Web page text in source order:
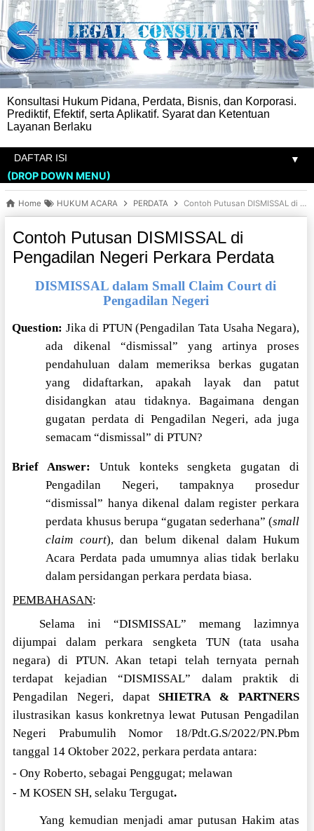
Konsultasi Hukum Pidana, Perdata, Bisnis, dan Korporasi.
Prediktif, Efektif, serta Aplikatif. Syarat dan Ketentuan
Layanan Berlaku
▼
(DROP DOWN MENU)
Home HUKUM ACARA PERDATA Contoh Putusan DISMISSAL di Pengadilan Negeri Perkara Perdata
Contoh Putusan DISMISSAL di
Pengadilan Negeri Perkara Perdata
DISMISSAL dalam Small Claim Court di
Pengadilan Negeri
Question: Jika di PTUN (Pengadilan Tata Usaha Negara),
ada dikenal “dismissal” yang artinya proses
pendahuluan dalam memeriksa berkas gugatan
yang didaftarkan, apakah layak dan patut
disidangkan atau tidaknya. Bagaimana dengan
gugatan perdata di Pengadilan Negeri, ada juga
semacam “dismissal” di PTUN?
Brief Answer: Untuk konteks sengketa gugatan di
Pengadilan Negeri, tampaknya prosedur
“dismissal” hanya dikenal dalam register perkara
perdata khusus berupa “gugatan sederhana” (small
claim court), dan belum dikenal dalam Hukum
Acara Perdata pada umumnya alias tidak berlaku
dalam persidangan perkara perdata biasa.
PEMBAHASAN:
Selama ini “DISMISSAL” memang lazimnya
dijumpai dalam perkara sengketa TUN (tata usaha
negara) di PTUN. Akan tetapi telah ternyata pernah
terdapat kejadian “DISMISSAL” dalam praktik di
Pengadilan Negeri, dapatSHIETRA & PARTNERS
ilustrasikan kasus konkretnya lewat Putusan Pengadilan
Negeri Prabumulih Nomor 18/Pdt.G.S/2022/PN.Pbm
tanggal 14 Oktober 2022, perkara perdata antara:
- Ony Roberto, sebagai Penggugat; melawan
- M KOSEN SH, selaku Tergugat.
Yang kemudian menjadi amar putusan Hakim atas